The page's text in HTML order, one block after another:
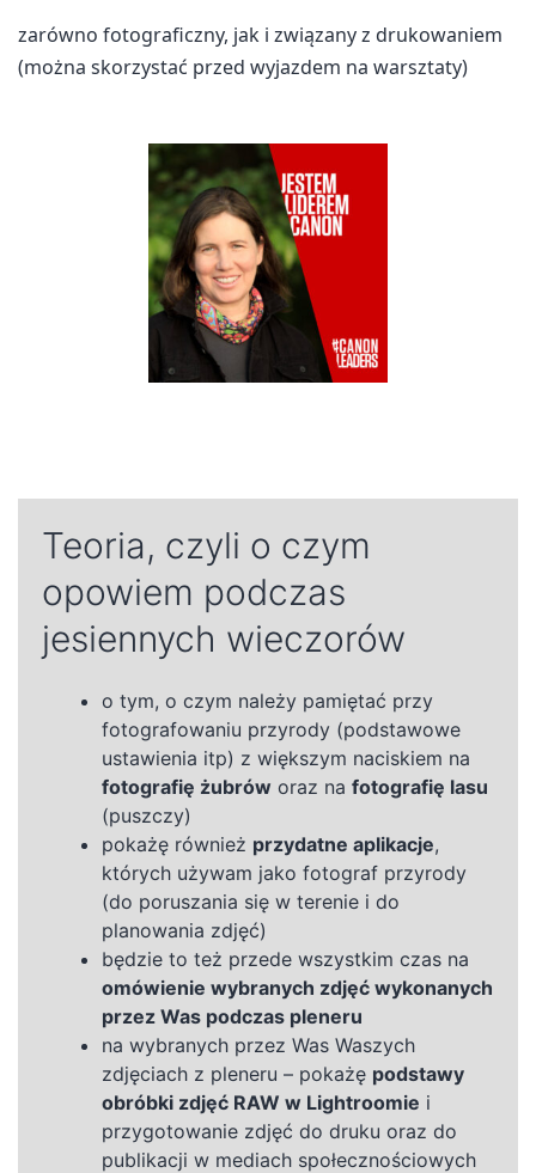
zarówno fotograficzny, jak i związany z drukowaniem
(można skorzystać przed wyjazdem na warsztaty)
Teoria, czyli o czym
opowiem podczas
jesiennych wieczorów
o tym, o czym należy pamiętać przy
fotografowaniu przyrody (podstawowe
ustawienia itp) z większym naciskiem na
fotografię żubrów oraz na fotografię lasu
(puszczy)
pokażę również przydatne aplikacje,
których używam jako fotograf przyrody
(do poruszania się w terenie i do
planowania zdjęć)
będzie to też przede wszystkim czas na
omówienie wybranych zdjęć wykonanych
przez Was podczas pleneru
na wybranych przez Was Waszych
zdjęciach z pleneru – pokażę podstawy
obróbki zdjęć RAW w Lightroomie i
przygotowanie zdjęć do druku oraz do
publikacji w mediach społecznościowych